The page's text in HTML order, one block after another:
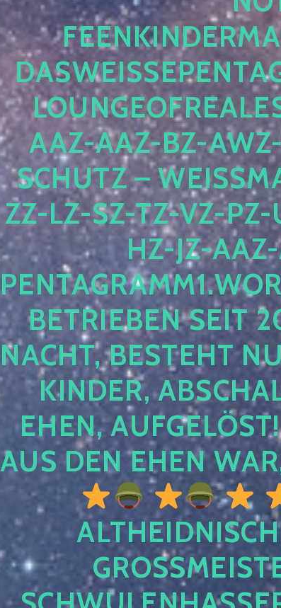
AZ-AAZ-BZ-AWZ-
CHUTZ –
-LZ-SZ-TZ-VZ-PZ-
-JZ-AAZ-
TRIEBEN SEIT
CHT, BESTEHT NUR
NDER,
EN, AUFGELÖST!
S DEN EHEN WAR,